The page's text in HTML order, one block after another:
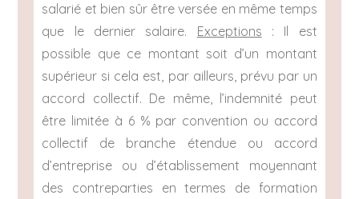
salarié et bien sûr être versée en même temps
que le dernier salaire. Exceptions : Il est
possible que ce montant soit d’un montant
supérieur si cela est, par ailleurs, prévu par un
accord collectif. De même, l’indemnité peut
être limitée à 6 % par convention ou accord
collectif de branche étendue ou accord
d’entreprise ou d’établissement moyennant
des contreparties en termes de formation